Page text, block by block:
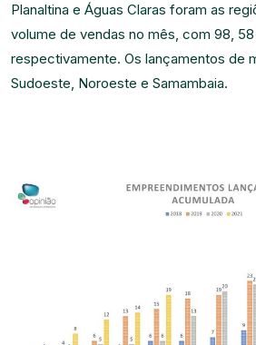
Planaltina e Águas Claras foram as
volume de vendas no mês, com 98,
respectivamente. Os lançamentos de
Sudoeste, Noroeste e Samambaia.